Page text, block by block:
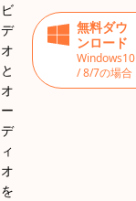
ビ
デ
オ
と
オ
ー
デ
ィ
オ
を
無料ダウ
ンロード
Windows10
/ 8/7の場合